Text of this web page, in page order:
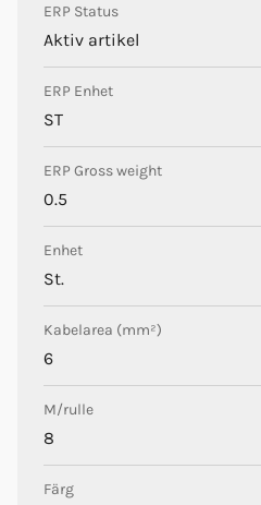
ERP Status
Aktiv artikel
ERP Enhet
ST
ERP Gross weight
0.5
Enhet
St.
Kabelarea (mm²)
6
M/rulle
8
Färg